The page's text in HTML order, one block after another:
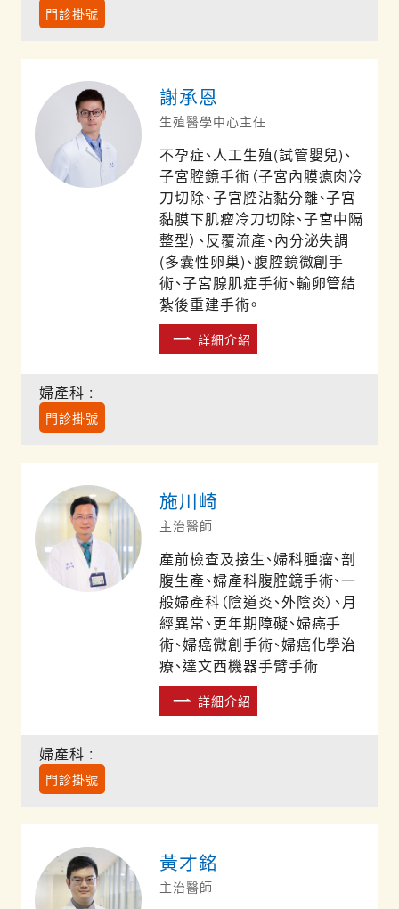
門診掛號
謝承恩
生殖醫學中心主任
不孕症、人工生殖(試管嬰兒)、
子宮腔鏡手術（子宮內膜瘜肉冷
刀切除、子宮腔沾黏分離、子宮
黏膜下肌瘤冷刀切除、子宮中隔
整型）、反覆流產、內分泌失調
(多囊性卵巢)、腹腔鏡微創手
術、子宮腺肌症手術、輸卵管結
紮後重建手術。
詳細介紹
婦產科 :
門診掛號
施川崎
主治醫師
產前檢查及接生、婦科腫瘤、剖
腹生產、婦產科腹腔鏡手術、一
般婦產科（陰道炎、外陰炎）、月
經異常、更年期障礙、婦癌手
術、婦癌微創手術、婦癌化學治
療、達文西機器手臂手術
詳細介紹
婦產科 :
門診掛號
黃才銘
主治醫師